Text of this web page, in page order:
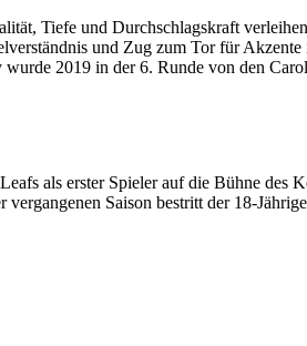
Tiefe und Durchschlagskraft
und Zug zum Tor für
2019 in der 6. Runde von den
als erster Spieler auf die Bühne des
Saison bestritt der 18-